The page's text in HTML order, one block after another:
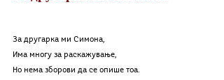
За другарка ми Симона,
Има многу за раскажување,
Но нема зборови да се опише тоа.